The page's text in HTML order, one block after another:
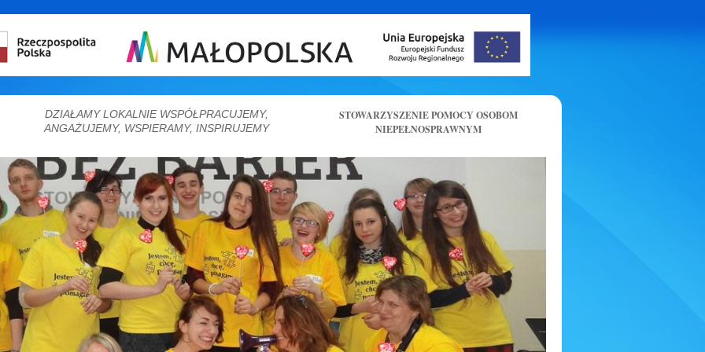
STOWARZYSZENIE POMOCY OSOBOM
NIEPEŁNOSPRAWNYM
DZIAŁAMY LOKALNIE WSPÓŁPRACUJEMY,
ANGAŻUJEMY, WSPIERAMY, INSPIRUJEMY